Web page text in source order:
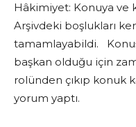
Hâkimiyet: Konuya ve
Arşivdeki boşlukları
tamamlayabildi.
başkan olduğu için
rolünden çıkıp konuk
yorum yaptı.